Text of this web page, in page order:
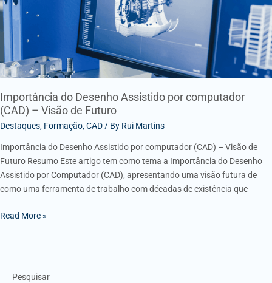
Importância do Desenho Assistido por computador
(CAD) – Visão de Futuro
Destaques, Formação,CAD / By Rui Martins
Importância do Desenho Assistido por computador (CAD) – Visão de
Futuro Resumo Este artigo tem como tema a Importância do Desenho
Assistido por Computador (CAD), apresentando uma visão futura de
como uma ferramenta de trabalho com décadas de existência que
(CAD)
–
Visão
Futuro
Read More »
Pesquisar